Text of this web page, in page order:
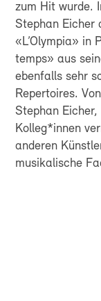
zum Hit wurde.
Stephan Eicher
«L’Olympia» in
temps» aus
ebenfalls sehr
Repertoires.
Stephan
Kolleg*innen
anderen
musikalische